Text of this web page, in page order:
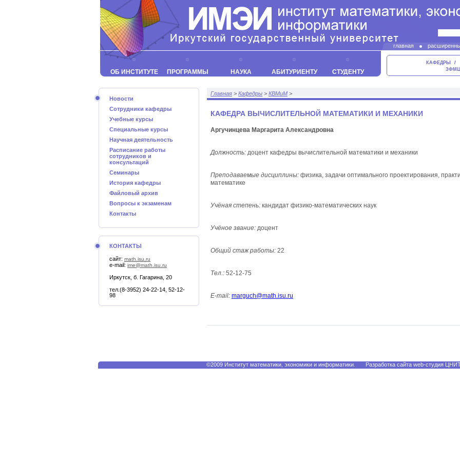
главная
ОБ ИНСТИТУТЕ ПРОГРАММЫ НАУКА АБИТУРИЕНТУ СТУДЕНТУ
КАФЕДРЫ
Новости
Сотрудники кафедры
Учебные курсы
Специальные курсы
Научная деятельность
Расписание работы
сотрудников и
консультаций
Семинары
История кафедры
Файловый архив
Вопросы к экзаменам
Контакты
КОНТАКТЫ
сайт: math.isu.ru
e-mail: ime@math.isu.ru
Иркутск, б. Гагарина, 20
тел.(8-3952) 24-22-14, 52-12-
98
Главная > Кафедры > КВМиМ >
КАФЕДРА ВЫЧИСЛИТЕЛЬНОЙ МАТЕМАТИКИ И МЕХАНИКИ
Аргучинцева Маргарита Александровна
Должность: доцент кафедры вычислительной математики и механики
Преподаваемые дисциплины: физика, задачи оптимального проектирования,
математике
Учёная степень: кандидат физико-математических наук
Учёное звание: доцент
Общий стаж работы: 22
Тел.: 52-12-75
E-mail: marguch@math.isu.ru
©2009 Институт математики, экономики и информатики. Разработка сайта web-студия